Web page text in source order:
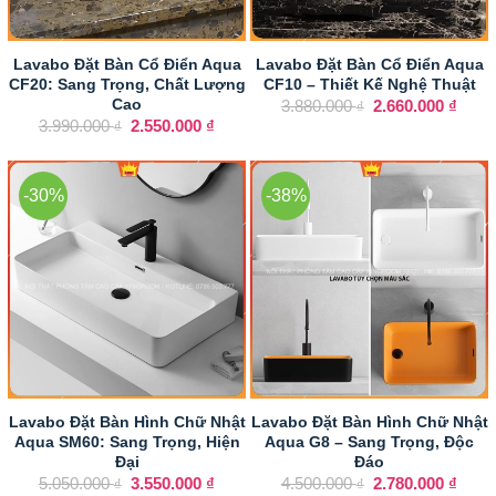
Lavabo Đặt Bàn Cổ Điển Aqua
CF20: Sang Trọng, Chất Lượng
Cao
3.990.000₫ Giá
gốc
3.990.000 ₫.
2.550.000 ₫
là:
2.550.000 ₫.
Lavabo Đặt Bàn Cổ Điển Aqua
CF10 – Thiết Kế Nghệ Thuật
3.880.000₫ Giá
gốc
2.660.000 ₫
-30%
Lavabo Đặt Bàn Hình Chữ Nhật
Aqua SM60: Sang Trọng, Hiện
Đại
5.050.000₫ Giá
3.550.000 ₫
-38%
Lavabo Đặt Bàn Hình Chữ Nhật
Aqua G8 – Sang Trọng, Độc
Đáo
4.500.000₫ Giá
2.780.000 ₫